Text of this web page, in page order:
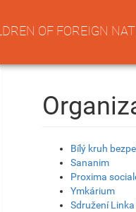
OF FOREIGN
Bílý kruh
Sananim
Proxima
Ymkárium
Sdružení